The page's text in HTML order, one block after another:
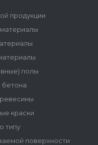
продукции
полы
краски
типу
поверхности